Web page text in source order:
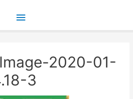
Main
2020-01-
3